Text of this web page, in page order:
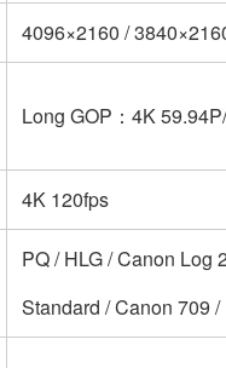
4096×2160 /
Long GOP：4K
4K 120fps
PQ / HLG / Canon Log
Standard / Canon 709 /